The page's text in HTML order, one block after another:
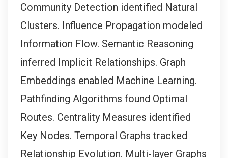
Community Detection identified Natural
Clusters. Influence Propagation modeled
Information Flow. Semantic Reasoning
inferred Implicit Relationships. Graph
Embeddings enabled Machine Learning.
Pathfinding Algorithms found Optimal
Routes. Centrality Measures identified
Key Nodes. Temporal Graphs tracked
Relationship Evolution. Multi-layer Graphs